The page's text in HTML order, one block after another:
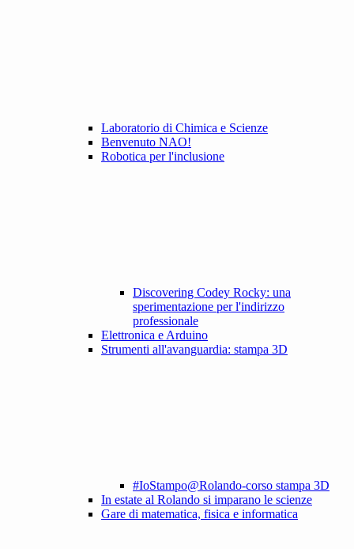
Laboratorio di Chimica e Scienze
Benvenuto NAO!
Robotica per l'inclusione
Discovering Codey Rocky: una
sperimentazione per l'indirizzo
professionale
Elettronica e Arduino
Strumenti all'avanguardia: stampa 3D
#IoStampo@Rolando-corso stampa 3D
In estate al Rolando si imparano le scienze
Gare di matematica, fisica e informatica